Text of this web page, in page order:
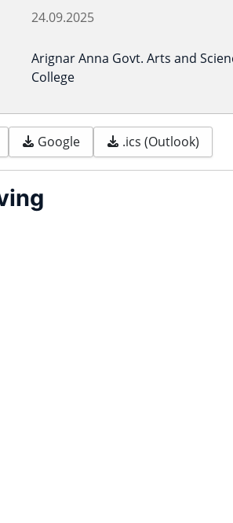
24.09.2025
Arignar Anna Govt. Arts and
College
Google .ics (Outlook)